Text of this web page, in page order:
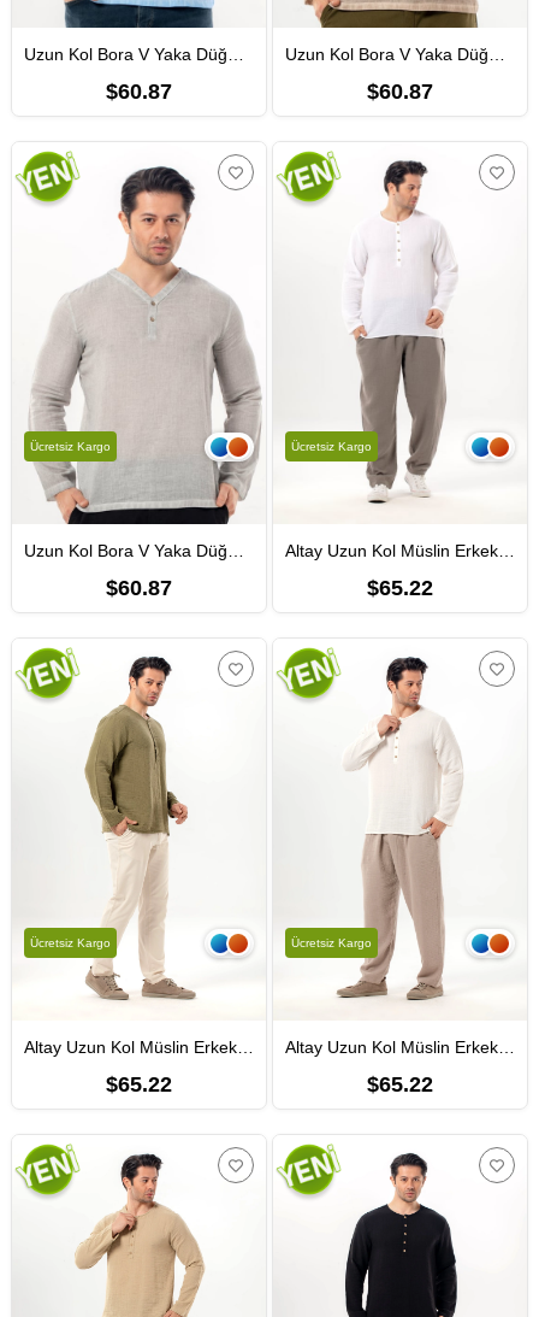
Uzun Kol Bora V Yaka Düğmeli Poplin Erkek Tişört | Yazlık Erkek Tshirt Açık Mavi Amv
$60.87
Uzun Kol Bora V Yaka Düğmeli Poplin Erkek Tişört | Yazlık Erkek Tshirt Bej Bej
$60.87
Uzun Kol Bora V Yaka Düğmeli Poplin Erkek Tişört | Yazlık Erkek Tshirt Gri Gri
$60.87
Ücretsiz Kargo
Altay Uzun Kol Müslin Erkek Tişört | Yazlık Erkek Tshirt Beyaz Byz
$65.22
Ücretsiz Kargo
Altay Uzun Kol Müslin Erkek Tişört | Yazlık Erkek Tshirt Haki Hk
$65.22
Ücretsiz Kargo
Altay Uzun Kol Müslin Erkek Tişört | Yazlık Erkek Tshirt Kırık Beyaz KrkByz
$65.22
Ücretsiz Kargo